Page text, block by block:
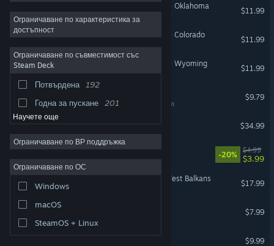
Ограничаване по характеристика за
достъпност
Ограничаване по съвместимост със
Steam Deck
Потвърдена
192
Годна за пускане
201
Научете още
Ограничаване по ВР поддръжка
Ограничаване по ОС
Windows
macOS
SteamOS + Linux
American Truck Simulator - Oklahoma
$11.99
American Truck Simulator - Colorado
$11.99
American Truck Simulator - Wyoming
$11.99
ВР поддръжка
$9.79
$34.99
Unicycle Together
-20%
$4.99
$3.99
Euro Truck Simulator 2 - West Balkans
$17.99
$7.99
PANICORE
$9.99